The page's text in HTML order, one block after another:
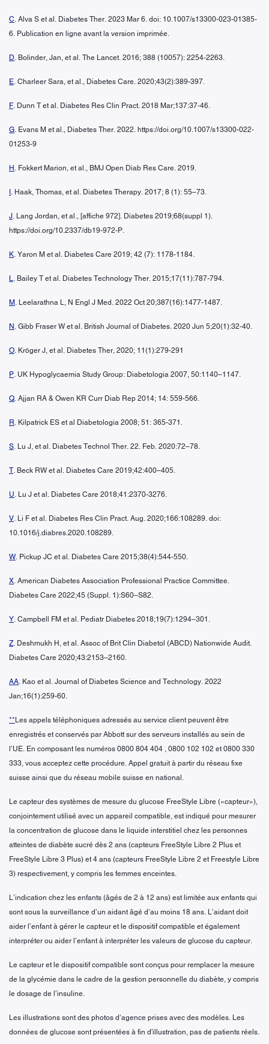
C. Alva S et al. Diabetes Ther. 2023 Mar 6. doi: 10.1007/s13300-023-01385-
6. Publication en ligne avant la version imprimée.
D. Bolinder, Jan, et al. The Lancet. 2016; 388 (10057): 2254-2263.
E. Charleer Sara, et al., Diabetes Care. 2020;43(2):389-397.
F. Dunn T et al. Diabetes Res Clin Pract. 2018 Mar;137:37-46.
G. Evans M et al., Diabetes Ther. 2022. https://doi.org/10.1007/s13300-022-
01253-9
H . Fokkert Marion, et al., BMJ Open Diab Res Care. 2019.
. Haak, Thomas, et al. Diabetes Therapy. 2017; 8 (1): 55–73.
J. Lang Jordan, et al., [affiche 972]. Diabetes 2019;68(suppl 1).
https://doi.org/10.2337/db19-972-P.
K. Yaron M et al. Diabetes Care 2019; 42 (7): 1178-1184.
L. Bailey T et al. Diabetes Technology Ther. 2015;17(11):787-794.
M . Leelarathna L, N Engl J Med. 2022 Oct 20;387(16):1477-1487.
N . Gibb Fraser W et al. British Journal of Diabetes. 2020 Jun 5;20(1):32-40.
O. Kröger J, et al. Diabetes Ther, 2020; 11(1):279-291
P. UK Hypoglycaemia Study Group: Diabetologia 2007, 50:1140–1147.
Q. Ajjan RA & Owen KR Curr Diab Rep 2014; 14: 559-566.
R. Kilpatrick ES et al Diabetologia 2008; 51: 365-371.
S. Lu J, et al. Diabetes Technol Ther. 22. Feb. 2020:72–78.
T. Beck RW et al. Diabetes Care 2019;42:400–405.
U. Lu J et al. Diabetes Care 2018;41:2370-3276.
V. Li F et al. Diabetes Res Clin Pract. Aug. 2020;166:108289. doi:
10.1016/j.diabres.2020.108289.
W. Pickup JC et al. Diabetes Care 2015;38(4):544-550.
X. American Diabetes Association Professional Practice Committee.
Diabetes Care 2022;45 (Suppl. 1):S60–S82.
Y. Campbell FM et al. Pediatr Diabetes 2018;19(7):1294–301.
Z. Deshmukh H, et al. Assoc of Brit Clin Diabetol (ABCD) Nationwide Audit.
Diabetes Care 2020;43:2153–2160.
AA. Kao et al. Journal of Diabetes Science and Technology. 2022
Jan;16(1):259-60.
** Les appels téléphoniques adressés au service client peuvent être
enregistrés et conservés par Abbott sur des serveurs installés au sein de
l’UE. En composant les numéros 0800 804 404 , 0800 102 102 et 0800 330
333, vous acceptez cette procédure. Appel gratuit à partir du réseau fixe
suisse ainsi que du réseau mobile suisse en national.
Le capteur des systèmes de mesure du glucose FreeStyle Libre («capteur»),
conjointement utilisé avec un appareil compatible, est indiqué pour mesurer
la concentration de glucose dans le liquide interstitiel chez les personnes
atteintes de diabète sucré dès 2 ans (capteurs FreeStyle Libre 2 Plus et
FreeStyle Libre 3 Plus) et 4 ans (capteurs FreeStyle Libre 2 et Freestyle Libre
3) respectivement, y compris les femmes enceintes.
L’indication chez les enfants (âgés de 2 à 12 ans) est limitée aux enfants qui
sont sous la surveillance d’un aidant âgé d’au moins 18 ans. L’aidant doit
aider l’enfant à gérer le capteur et le dispositif compatible et également
interpréter ou aider l’enfant à interpréter les valeurs de glucose du capteur.
Le capteur et le dispositif compatible sont conçus pour remplacer la mesure
de la glycémie dans le cadre de la gestion personnelle du diabète, y compris
le dosage de l’insuline.
Les illustrations sont des photos d’agence prises avec des modèles. Les
données de glucose sont présentées à fin d'illustration, pas de patients réels.